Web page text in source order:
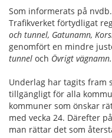
Som informerats på
Trafikverket förtydligat
och tunnel, Gatunamn,
genomfört en mindre
tunnel och Övrigt vägnamn.
Underlag har tagits fram
tillgängligt för alla
kommuner som önskar
med vecka 24. Därefter
man rättar det som